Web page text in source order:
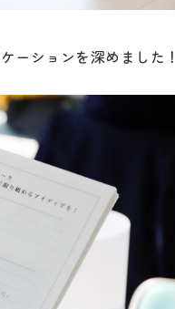
ーションを深めました！